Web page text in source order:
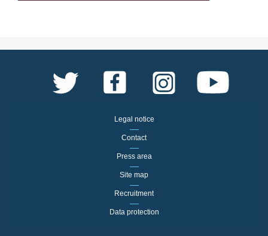
Legal notice
Contact
Press area
Site map
Recruitment
Data protection